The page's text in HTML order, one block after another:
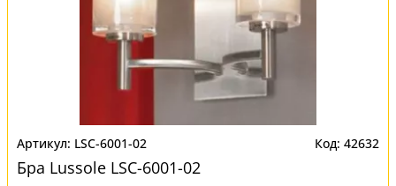
LSC-6001-02 42632
Бра Lussole LSC-6001-02